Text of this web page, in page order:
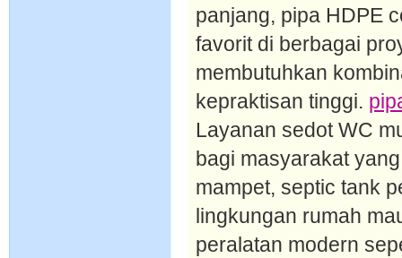
panjang, pipa HDPE
favorit di berbagai
membutuhkan
kepraktisan tinggi.
Layanan sedot WC
bagi masyarakat
mampet, septic tank
lingkungan rumah
peralatan modern